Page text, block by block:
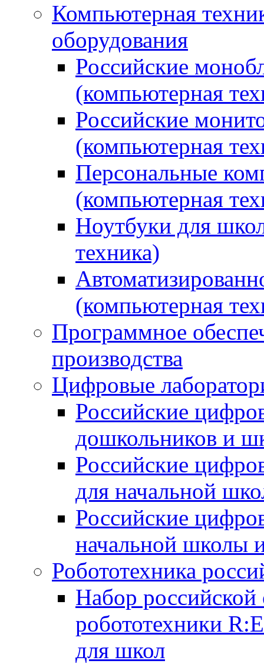
Компьютерная
оборудования
Российские
(компьютерная
Российские
(компьютерная
Персональные
(компьютерная
Ноутбуки для
техника)
(компьютерная
Программное
производства
Цифровые
Российские
дошкольников и
Российские
для начальной
Российские
начальной школы
Робототехника
Набор российской
робототехники
для школ